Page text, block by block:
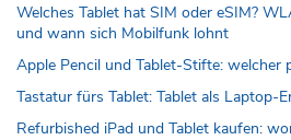
Welches Tablet hat SIM oder eSIM?
und wann sich Mobilfunk lohnt
Apple Pencil und Tablet-Stifte: welcher
Tastatur fürs Tablet: Tablet als Laptop-
Refurbished iPad und Tablet kaufen: